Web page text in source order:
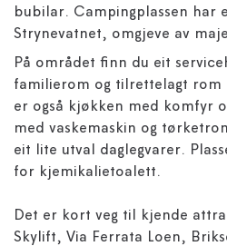
bubilar. Campingplassen har
Strynevatnet, omgjeve av
På området finn du eit
familierom og tilrettelagt rom
er også kjøkken med komfyr
med vaskemaskin og
eit lite utval daglegvarer.
for kjemikalietoalett.
Det er kort veg til kjende
Skylift, Via Ferrata Loen,